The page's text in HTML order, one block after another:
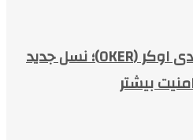
معرفی کرکره فولادی اوکر (OKER)؛ نسل جدید
بیشتر